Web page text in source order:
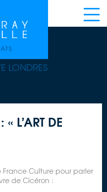
LONDRES
L’ART DE
France Culture pour parler
de Cicéron :